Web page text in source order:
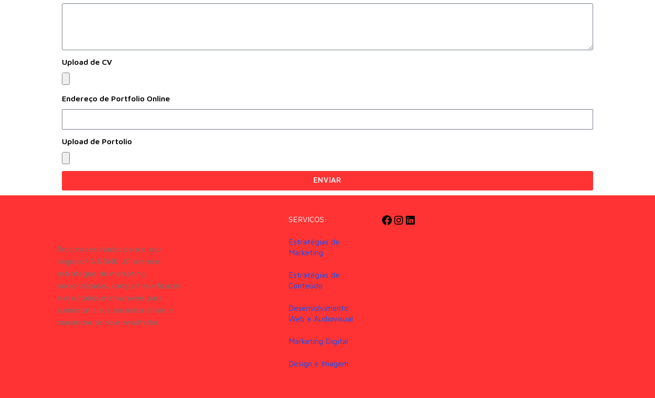
Upload de CV
Endereço de Portfolio Online
Upload de Portolio
ENVIAR
Procura resultados para o seu
negócio? A RANK UP oferece
estratégias de marketing
personalizadas, campanhas eficazes
e resultados mensuráveis para
aumentar a sua presença online e
maximizar os seus resultados.
SERVIÇOS:
Estratégias de
Marketing
Estratégias de
Conteúdo
Desenvolvimento
Web e Audiovisual
Marketing Digital
Design e Imagem